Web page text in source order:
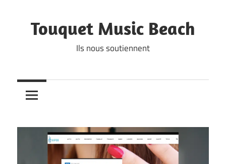
content
Touquet Music Beach
Ils nous soutiennent